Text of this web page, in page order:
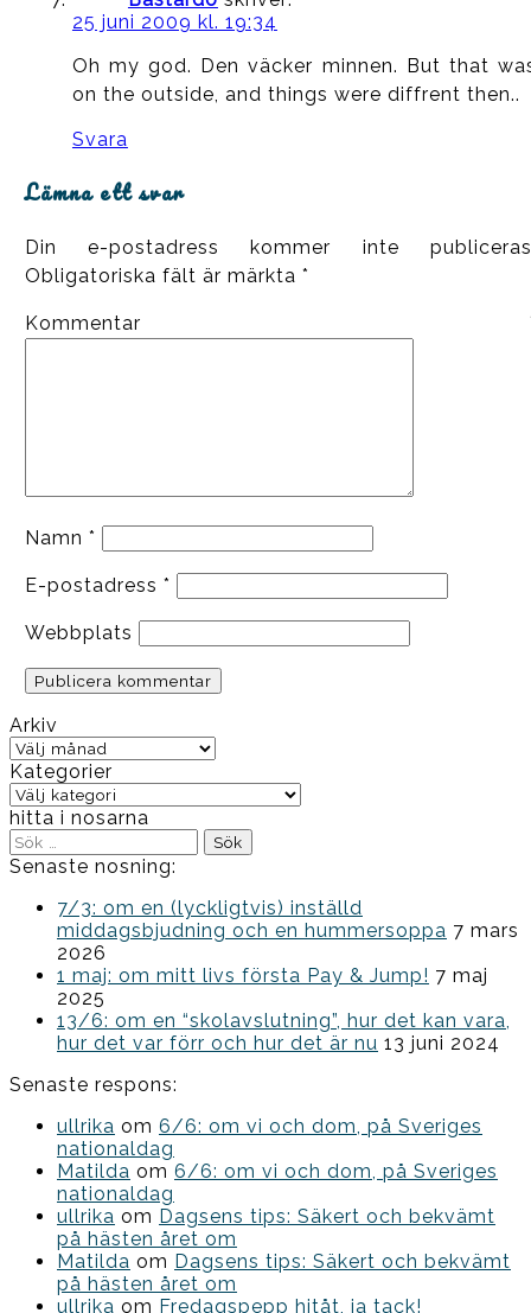
25 juni 2009 kl. 19:34
Oh my god. Den väcker minnen. But that
on the outside, and things were diffrent then..
Svara
Lämna ett svar
Din e-postadress kommer inte
Obligatoriska fält är märkta *
Kommentar
Namn *
E-postadress *
Webbplats
Arkiv
Arkiv
Kategorier
Kategorier
hitta i nosarna
Sök
efter:
Senaste nosning:
7/3: om en (lyckligtvis) inställd
middagsbjudning och en hummersoppa 7 mars
2026
1 maj: om mitt livs första Pay & Jump! 7 maj
2025
13/6: om en “skolavslutning”, hur det kan vara,
hur det var förr och hur det är nu 13 juni 2024
Senaste respons:
ullrika om 6/6: om vi och dom, på Sveriges
nationaldag
Matilda om 6/6: om vi och dom, på Sveriges
nationaldag
ullrika om Dagsens tips: Säkert och bekvämt
på hästen året om
Matilda om Dagsens tips: Säkert och bekvämt
på hästen året om
ullrika om Fredagspepp hitåt, ja tack!